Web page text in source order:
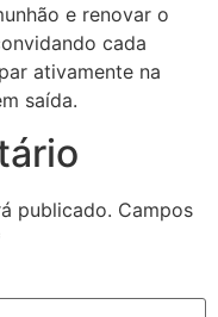
e renovar o
cada
ativamente na
saída.
publicado. Campos